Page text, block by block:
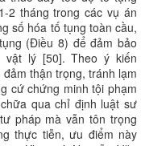
2 tháng trong các vụ án
số hóa tố tụng toàn cầu,
(Điều 8) để đảm bảo
vật lý [50]. Theo ý kiến
thận trọng, tránh lạm
cứ chứng minh tội phạm
qua chỉ định luật sư
pháp mà vẫn tôn trọng
thực tiễn, ưu điểm này